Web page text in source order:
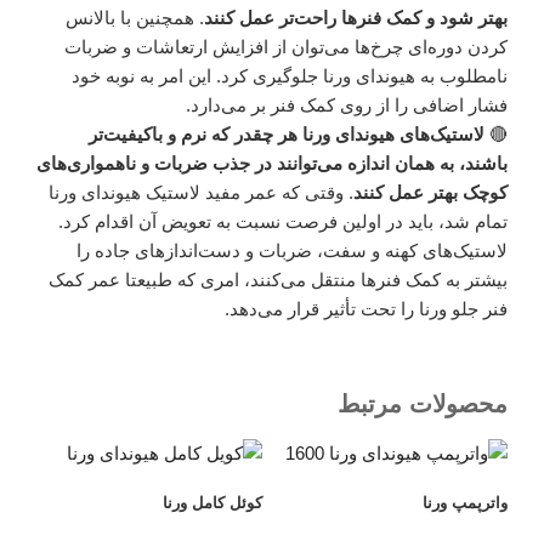
بهتر شود و کمک فنرها راحت‌تر عمل کنند. همچنین با بالانس
کردن دوره‌ای چرخ‌ها می‌توان از افزایش ارتعاشات و ضربات
نامطلوب به هیوندای ورنا جلوگیری کرد. این امر به نوبه خود
فشار اضافی را از روی کمک فنر بر می‌دارد.
🔴 لاستیک‌های هیوندای ورنا هر چقدر که نرم و باکیفیت‌تر
باشند، به همان اندازه می‌توانند در جذب ضربات و ناهمواری‌های
کوچک بهتر عمل کنند. وقتی که عمر مفید لاستیک هیوندای ورنا
تمام شد، باید در اولین فرصت نسبت به تعویض آن اقدام کرد.
لاستیک‌های کهنه و سفت، ضربات و دست‌اندازهای جاده را
بیشتر به کمک فنرها منتقل می‌کنند، امری که طبیعتا عمر کمک
فنر جلو ورنا را تحت تأثیر قرار می‌دهد.
محصولات مرتبط
واترپمپ ورنا کوئل کامل ورنا